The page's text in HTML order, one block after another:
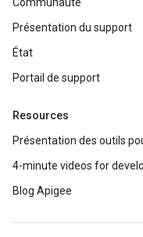
Présentation du support
État
Portail de support
Resources
Présentation des outils
4-minute videos for
Blog Apigee